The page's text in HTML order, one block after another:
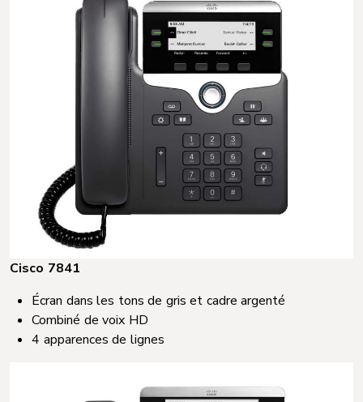
Cisco 7841
Écran dans les tons de gris et cadre argenté​
Combiné de voix HD​
4 apparences de lignes